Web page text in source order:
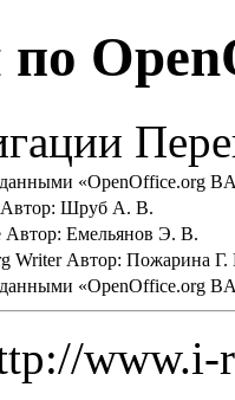
«OpenOffice.org
Автор: Шруб А. В.
Автор: Емельянов Э. В.
WriterАвтор: Пожарина
«OpenOffice.org
www.i-